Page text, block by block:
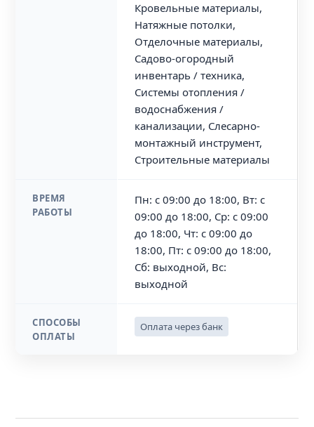
Кровельные материалы,
Натяжные потолки,
Отделочные материалы,
Садово-огородный
инвентарь / техника,
Системы отопления /
водоснабжения /
канализации, Слесарно-
монтажный инструмент,
Строительные материалы
ВРЕМЯ
РАБОТЫ
Пн: с 09:00 до 18:00, Вт: с
09:00 до 18:00, Ср: с 09:00
до 18:00, Чт: с 09:00 до
18:00, Пт: с 09:00 до 18:00,
Сб: выходной, Вс:
выходной
СПОСОБЫ
ОПЛАТЫ
Оплата через банк